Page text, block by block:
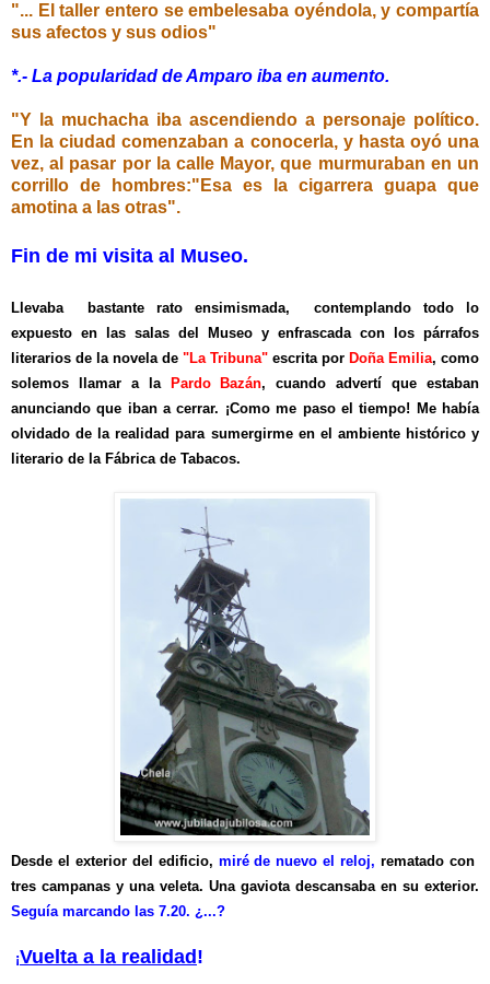
"... El taller entero se embelesaba oyéndola, y compartía
sus afectos y sus odios"
*.- La popularidad de Amparo iba en aumento.
"Y la muchacha iba ascendiendo a personaje político.
En la ciudad comenzaban a conocerla, y hasta oyó una
vez, al pasar por la calle Mayor, que murmuraban en un
corrillo de hombres:"Esa es la cigarrera guapa que
amotina a las otras".
Fin de mi visita al Museo.
Llevaba bastante rato ensimismada, contemplando todo lo
expuesto en las salas del Museo y enfrascada con los párrafos
literarios de la novela de "La Tribuna" escrita por Doña Emilia, como
solemos llamar a la
Pardo Bazán, cuando advertí que estaban
anunciando que iban a cerrar. ¡Como me paso el tiempo! Me había
olvidado de la realidad para sumergirme en el ambiente histórico y
literario de la Fábrica de Tabacos.
Desde el exterior del edificio, miré de nuevo el reloj,rematado con
tres campanas y una veleta. Una gaviota descansaba en su exterior.
Seguía marcando las 7.20. ¿...?
¡Vuelta a la realidad!